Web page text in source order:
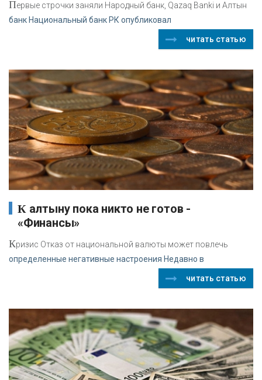
Первые строчки заняли Народный банк, Qazaq Banki и Алтын
банк Национальный банк РК опубликовал
читать статью
К алтыну пока никто не готов -
«Финансы»
Кризис Отказ от национальной валюты может повлечь
определенные негативные настроения Недавно в
читать статью